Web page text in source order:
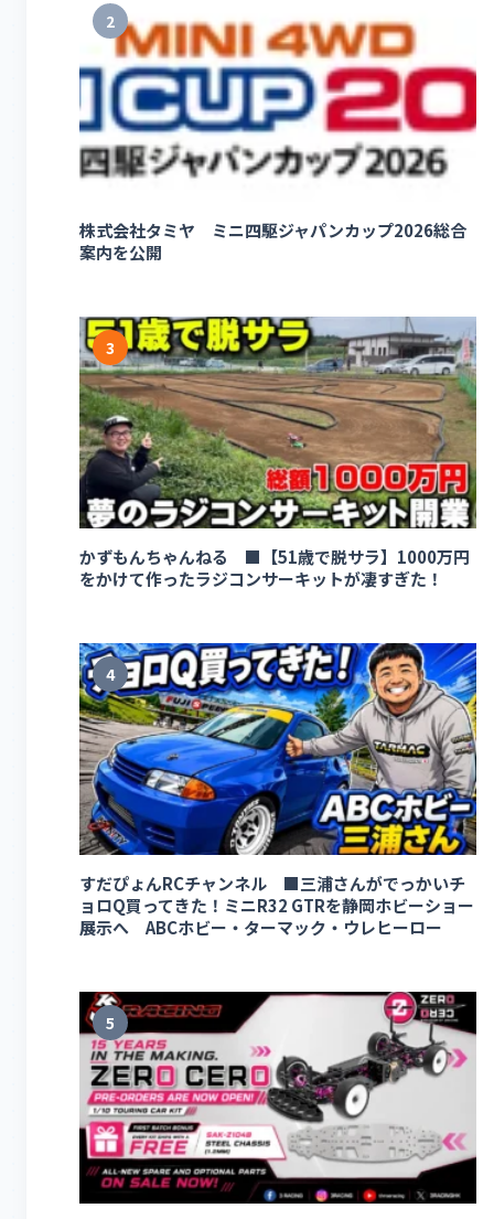
2
株式会社タミヤ ミニ四駆ジャパンカップ2026総合
案内を公開
3
かずもんちゃんねる ■【51歳で脱サラ】1000万円
をかけて作ったラジコンサーキットが凄すぎた！
4
すだぴょんRCチャンネル ■三浦さんがでっかいチ
ョロQ買ってきた！ミニR32 GTRを静岡ホビーショー
展示へ ABCホビー・ターマック・ウレヒーロー
5